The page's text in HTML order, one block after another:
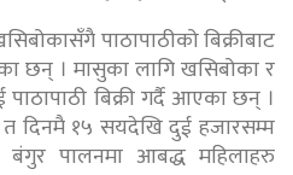
पाठापाठीको बिक्रीबाट
छन् । मासुका लागि खसिबोका र
बिक्री गर्दै आएका छन् ।
दिनमै १५ सयदेखि दुई हजारसम्म
पालनमा आबद्ध महिलाहरु